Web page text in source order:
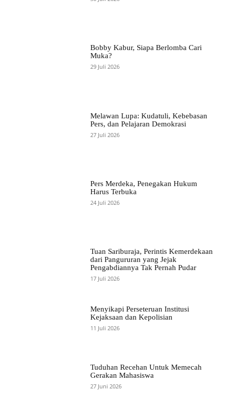
Bobby Kabur, Siapa Berlomba Cari
Muka?
29 Juli 2026
Melawan Lupa: Kudatuli, Kebebasan
Pers, dan Pelajaran Demokrasi
27 Juli 2026
Pers Merdeka, Penegakan Hukum
Harus Terbuka
24 Juli 2026
Tuan Sariburaja, Perintis Kemerdekaan
dari Pangururan yang Jejak
Pengabdiannya Tak Pernah Pudar
17 Juli 2026
Menyikapi Perseteruan Institusi
Kejaksaan dan Kepolisian
11 Juli 2026
Tuduhan Recehan Untuk Memecah
Gerakan Mahasiswa
27 Juni 2026